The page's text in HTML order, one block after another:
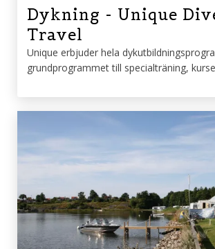
Dykning - Unique
Travel
Unique erbjuder hela
grundprogrammet till specialträning,